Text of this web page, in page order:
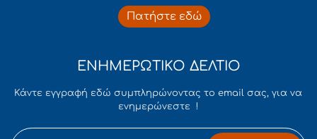
Πατήστε εδώ
ΕΝΗΜΕΡΩΤΙΚΟ ΔΕΛΤΙΟ
Κάντε εγγραφή εδώ συμπληρώνοντας το email σας, για να
ενημερώνεστε !